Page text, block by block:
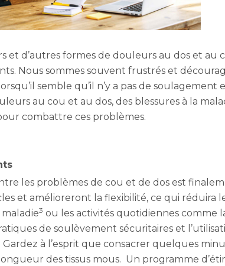
et d’autres formes de douleurs au dos et
Nous sommes souvent frustrés et
semble qu’il n’y a pas de
au cou et au dos, des blessures à la
combattre ces problèmes.
les problèmes de cou et de dos est
et amélioreront la flexibilité, ce qui réduira
3 ou les activités quotidiennes comme
de soulèvement sécuritaires et
Gardez à l’esprit que consacrer quelques
des tissus mous. Un programme